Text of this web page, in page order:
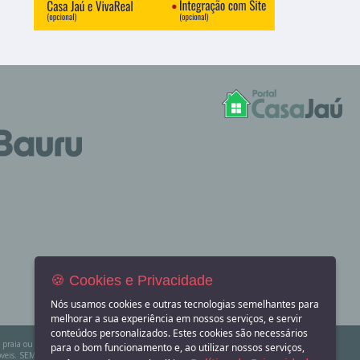
ou sítio para eventos? Aqui você também encontra! O Portal Casa Jaú apenas divulga
SEMPRE consulte a imobiliária ou proprietário para confirmar as informações
🍪 Cookies e Privacidade
Nós usamos cookies e outras tecnologias semelhantes para
melhorar a sua experiência em nossos serviços, e servir
conteúdos personalizados. Estes cookies são necessários
para o bom funcionamento e, ao utilizar nossos serviços,